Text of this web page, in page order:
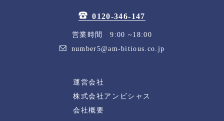
0120-346-147
営業時間 9:00 ~18:00
number5@am-bitious.co.jp
運営会社
株式会社アンビシャス
会社概要